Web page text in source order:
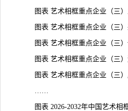
图表 艺术相框重点企业（三）
图表 艺术相框重点企业（三）
图表 艺术相框重点企业（三）
图表 艺术相框重点企业（三）
图表 艺术相框重点企业（三）
……
图表 2026-2032年中国艺术相